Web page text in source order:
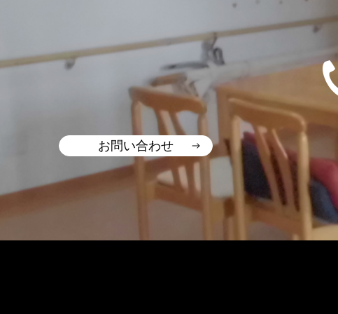
お問い合わせ